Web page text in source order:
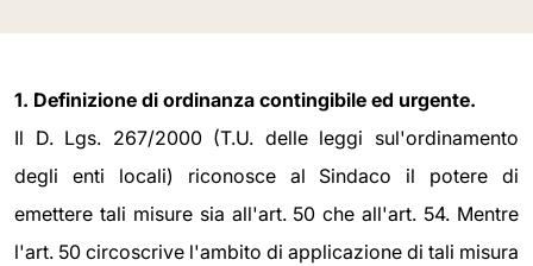
1. Definizione di ordinanza contingibile ed urgente.
Il D. Lgs. 267/2000 (T.U. delle leggi sul'ordinamento
degli enti locali) riconosce al Sindaco il potere di
emettere tali misure sia all'art. 50 che all'art. 54. Mentre
l'art. 50 circoscrive l'ambito di applicazione di tali misura